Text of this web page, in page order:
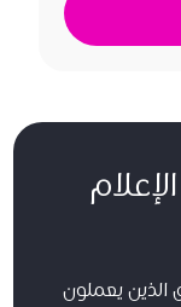
الذين يعملون